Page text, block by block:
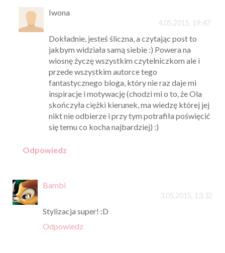
Iwona
4.05.2015, 19:47
Dokładnie, jesteś śliczna, a czytając post to
jakbym widziała samą siebie :) Powera na
wiosnę życzę wszystkim czytelniczkom ale i
przede wszystkim autorce tego
fantastycznego bloga, który nie raz daje mi
inspiracje i motywację (chodzi mi o to, że Ola
skończyła ciężki kierunek, ma wiedzę której jej
nikt nie odbierze i przy tym potrafiła poświęcić
się temu co kocha najbardziej) :)
Odpowiedz
Bambi
3.05.2015, 13:32
Stylizacja super! :D
Odpowiedz